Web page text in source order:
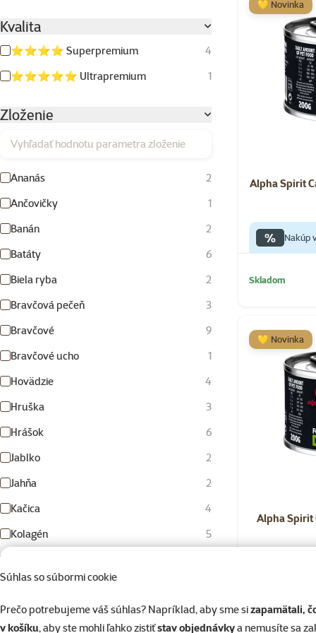
Súhlas so súbormi cookie
Prečo potrebujeme váš súhlas? Napríklad, aby sme sizapamätali,
v košíku, aby ste mohli ľahko zistiťstav objednávkya nemusíte sa
Kvalita
⭐⭐⭐⭐ Superpremium
4
⭐⭐⭐⭐⭐ Ultrapremium
1
Zloženie
Vyhľadať hodnotu parametra zloženie
Ananás
2
Ančovičky
1
Banán
2
Batáty
6
Biela ryba
2
Bravčová pečeň
3
Bravčové
9
Bravčové ucho
1
Hovädzie
4
Hruška
3
Hrášok
6
Jablko
2
Jahňa
2
Kačica
4
Kolagén
5
Kura
Losos
3
Alpha Spirit
💛 Novinka
% Nakúp
Skladom
Alpha Spirit
💛 Novinka
Skladom